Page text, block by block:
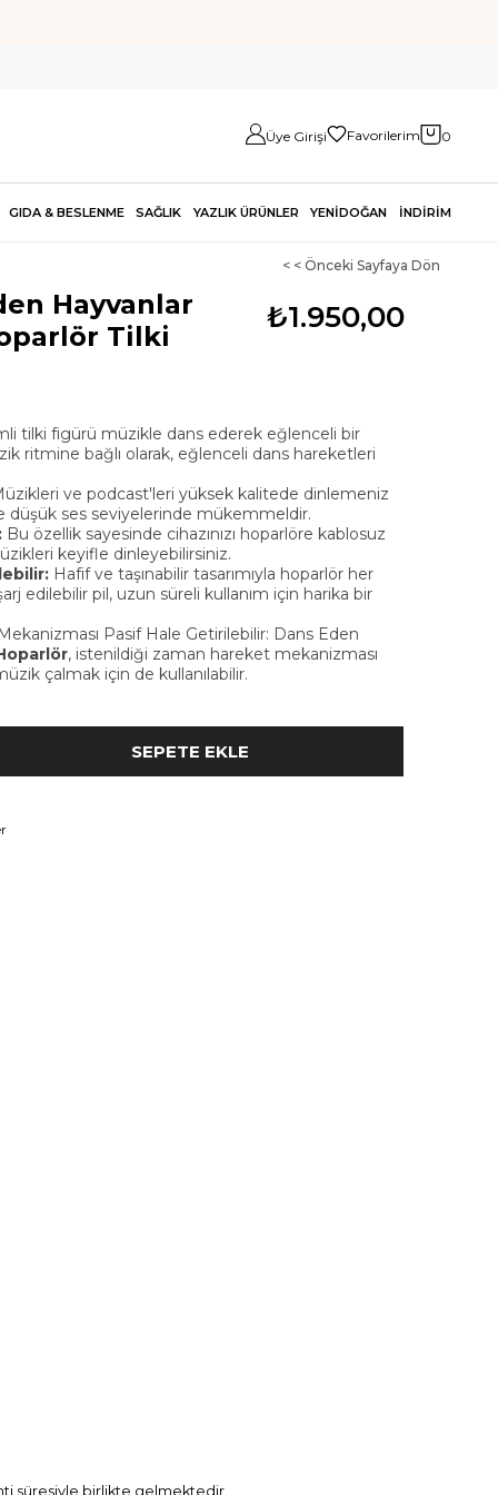
Üye Girişi Favorilerim 0
GIDA & BESLENME SAĞLIK YAZLIK ÜRÜNLER YENİDOĞAN İNDİRİM
< < Önceki Sayfaya Dön
₺1.950,00
Hayvanlar
Tilki
tilki figürü müzikle dans ederek eğlenceli bir
ritmine bağlı olarak, eğlenceli dans hareketleri
ve podcast'leri yüksek kalitede dinlemeniz
düşük ses seviyelerinde mükemmeldir.
Bu özellik sayesinde cihazınızı hoparlöre kablosuz
keyifle dinleyebilirsiniz.
Hafif ve taşınabilir tasarımıyla hoparlör her
edilebilir pil, uzun süreli kullanım için harika bir
Pasif Hale Getirilebilir: Dans Eden
, istenildiği zaman hareket mekanizması
çalmak için de kullanılabilir.
süresiyle birlikte gelmektedir.